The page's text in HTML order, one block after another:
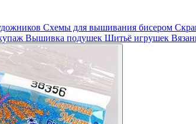
Схемы для вышивания бисером
Вышивка подушек Шитьё игрушек